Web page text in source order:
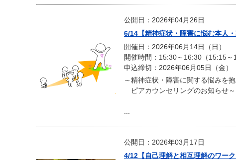
公開日：2026年04月26日
6/14【精神症状・障害に悩む本人
開催日：2026年06月14日（日）
開催時間：15:30～16:30（15:15～
申込締切：2026年06月05日（金）
～精神症状・障害に関する悩みを
ピアカウンセリングのお知らせ～
公開日：2026年03月17日
4/12【自己理解と相互理解のワーク